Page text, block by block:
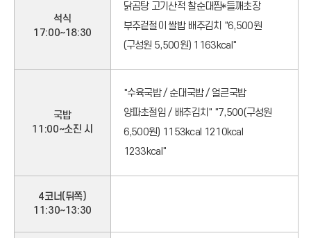
석식
17:00~18:30
닭곰탕 고기산적 찰순대찜*들깨초장
부추겉절이 쌀밥 배추김치 "6,500원
(구성원 5,500원) 1163kcal"
국밥
11:00~소진 시
"수육국밥 / 순대국밥 / 얼큰국밥
양파초절임 / 배추김치" "7,500(구성원
6,500원) 1153kcal 1210kcal
1233kcal"
4코너(뒤쪽)
11:30~13:30